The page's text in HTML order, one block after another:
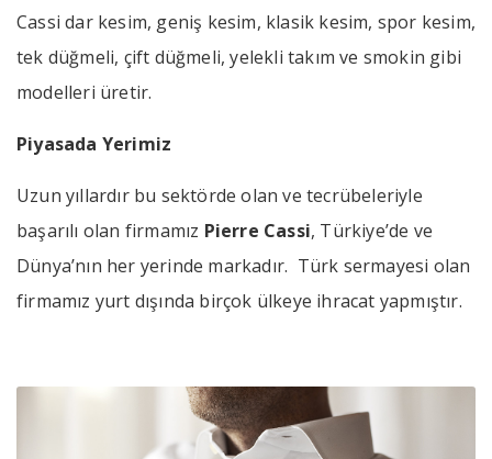
Cassi dar kesim, geniş kesim, klasik kesim, spor kesim,
tek düğmeli, çift düğmeli, yelekli takım ve smokin gibi
modelleri üretir.
Piyasada Yerimiz
Uzun yıllardır bu sektörde olan ve tecrübeleriyle
başarılı olan firmamız Pierre Cassi, Türkiye’de ve
Dünya’nın her yerinde markadır. Türk sermayesi olan
firmamız yurt dışında birçok ülkeye ihracat yapmıştır.